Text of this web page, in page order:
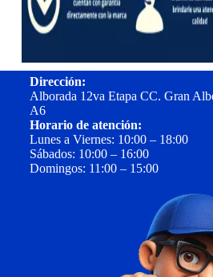
Dirección:
Alborada 12va Etapa CC. Gran
A6
Horario de atención:
Lunes a Viernes: 10:00 – 18:00
Sábados: 10:00 – 16:00
Domingos: 11:00 – 15:00